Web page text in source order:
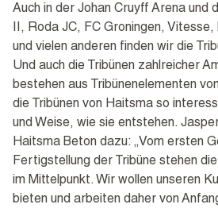
Auch in der Johan Cruyff Arena und
II, Roda JC, FC Groningen,
und vielen anderen finden wir die
Und auch die Tribünen zahlreicher
bestehen aus Tribünenelementen
die Tribünen von Haitsma so
und Weise, wie sie entstehen.
Haitsma Beton dazu: „Vom ersten
Fertigstellung der Tribüne stehen
im Mittelpunkt. Wir wollen unseren
bieten und arbeiten daher von